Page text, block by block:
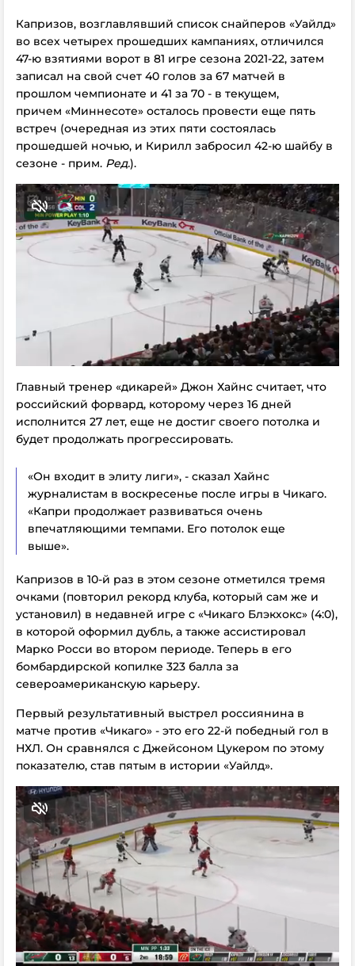
Капризов, возглавлявший список снайперов «Уайлд»
во всех четырех прошедших кампаниях, отличился
47-ю взятиями ворот в 81 игре сезона 2021-22, затем
записал на свой счет 40 голов за 67 матчей в
прошлом чемпионате и 41 за 70 - в текущем,
причем «Миннесоте» осталось провести еще пять
встреч (очередная из этих пяти состоялась
прошедшей ночью, и Кирилл забросил 42-ю шайбу в
сезоне - прим. Ред.).
Главный тренер «дикарей» Джон Хайнс считает, что
российский форвард, которому через 16 дней
исполнится 27 лет, еще не достиг своего потолка и
будет продолжать прогрессировать.
«Он входит в элиту лиги», - сказал Хайнс
журналистам в воскресенье после игры в Чикаго.
«Капри продолжает развиваться очень
впечатляющими темпами. Его потолок еще
выше».
Капризов в 10-й раз в этом сезоне отметился тремя
очками (повторил рекорд клуба, который сам же и
установил) в недавней игре с «Чикаго Блэкхокс» (4:0),
в которой оформил дубль, а также ассистировал
Марко Росси во втором периоде. Теперь в его
бомбардирской копилке 323 балла за
североамериканскую карьеру.
Первый результативный выстрел россиянина в
матче против «Чикаго» - это его 22-й победный гол в
НХЛ. Он сравнялся с Джейсоном Цукером по этому
показателю, став пятым в истории «Уайлд».